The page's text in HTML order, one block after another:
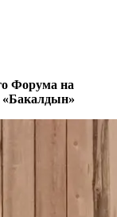
Форума на
«Бакалдын»